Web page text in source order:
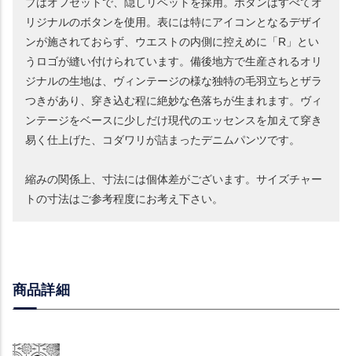
リジナルのボタンを使用。表には特にアイコンとなるデザイ
ンが施されておらず、ウエストの内側に控えめに「R」とい
うロゴが縫い付けられています。備後地方で生産されるオリ
ジナルの生地は、ヴィンテージの様な独特の毛羽立ちとザラ
つきがあり、穿き込む程に絶妙な色落ちが生まれます。ヴィ
ンテージをベースに少しだけ現代のエッセンスを加えて穿き
易く仕上げた、コダワリが詰まったデニムパンツです。
縮みの関係上、寸法には個体差がございます。サイズチャー
トの寸法はご参考程度にお考え下さい。
商品詳細